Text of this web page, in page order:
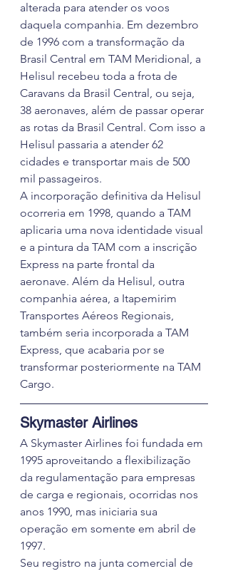
alterada para atender os voos
daquela companhia. Em dezembro
de 1996 com a transformação da
Brasil Central em TAM Meridional, a
Helisul recebeu toda a frota de
Caravans da Brasil Central, ou seja,
38 aeronaves, além de passar operar
as rotas da Brasil Central. Com isso a
Helisul passaria a atender 62
cidades e transportar mais de 500
mil passageiros.
A incorporação definitiva da Helisul
ocorreria em 1998, quando a TAM
aplicaria uma nova identidade visual
e a pintura da TAM com a inscrição
Express na parte frontal da
aeronave. Além da Helisul, outra
companhia aérea, a Itapemirim
Transportes Aéreos Regionais,
também seria incorporada a TAM
Express, que acabaria por se
transformar posteriormente na TAM
Cargo.
Skymaster Airlines
A Skymaster Airlines foi fundada em
1995 aproveitando a flexibilização
da regulamentação para empresas
de carga e regionais, ocorridas nos
anos 1990, mas iniciaria sua
operação em somente em abril de
1997.
Seu registro na junta comercial de